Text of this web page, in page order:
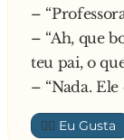
–
– “Ah, que
teu pai, o
– “Nada.
👍🏼